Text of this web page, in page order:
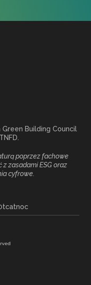
Building Council
poprzez fachowe
zasadami ESG oraz
cyfrowe.